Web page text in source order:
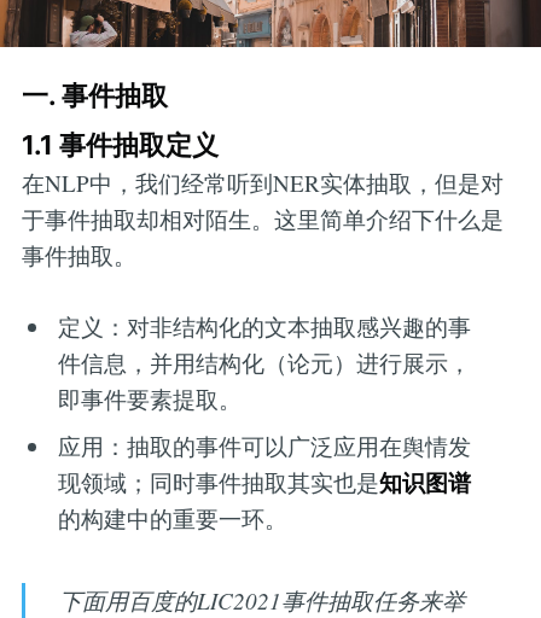
一. 事件抽取
1.1 事件抽取定义
在NLP中，我们经常听到NER实体抽取，但是对
于事件抽取却相对陌生。这里简单介绍下什么是
事件抽取。
定义：对非结构化的文本抽取感兴趣的事
件信息，并用结构化（论元）进行展示，
即事件要素提取。
应用：抽取的事件可以广泛应用在舆情发
现领域；同时事件抽取其实也是知识图谱
的构建中的重要一环。
下面用百度的LIC2021事件抽取任务来举